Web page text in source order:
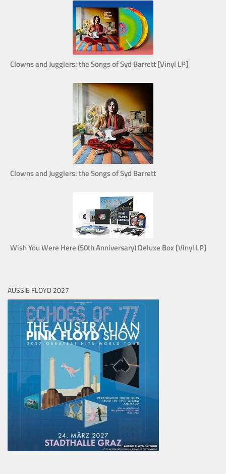
Clowns and Jugglers: the Songs of Syd Barrett [Vinyl LP]
Clowns and Jugglers: the Songs of Syd Barrett
Wish You Were Here (50th Anniversary) Deluxe Box [Vinyl LP]
AUSSIE FLOYD 2027